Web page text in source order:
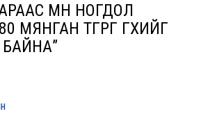
ӨМНӨ НОГДОЛ
ТӨГРӨГӨӨ ӨГӨХИЙГ